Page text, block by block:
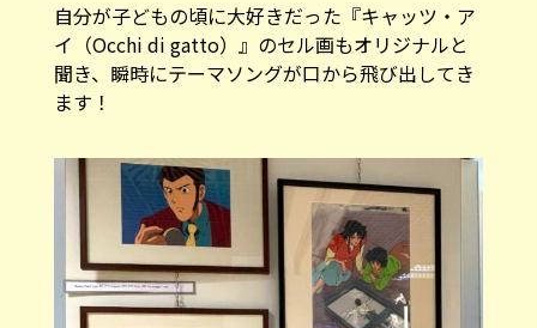
自分が子どもの頃に大好きだった『キャッツ・ア
イ（Occhi di gatto）』のセル画もオリジナルと
聞き、瞬時にテーマソングが口から飛び出してき
ます！